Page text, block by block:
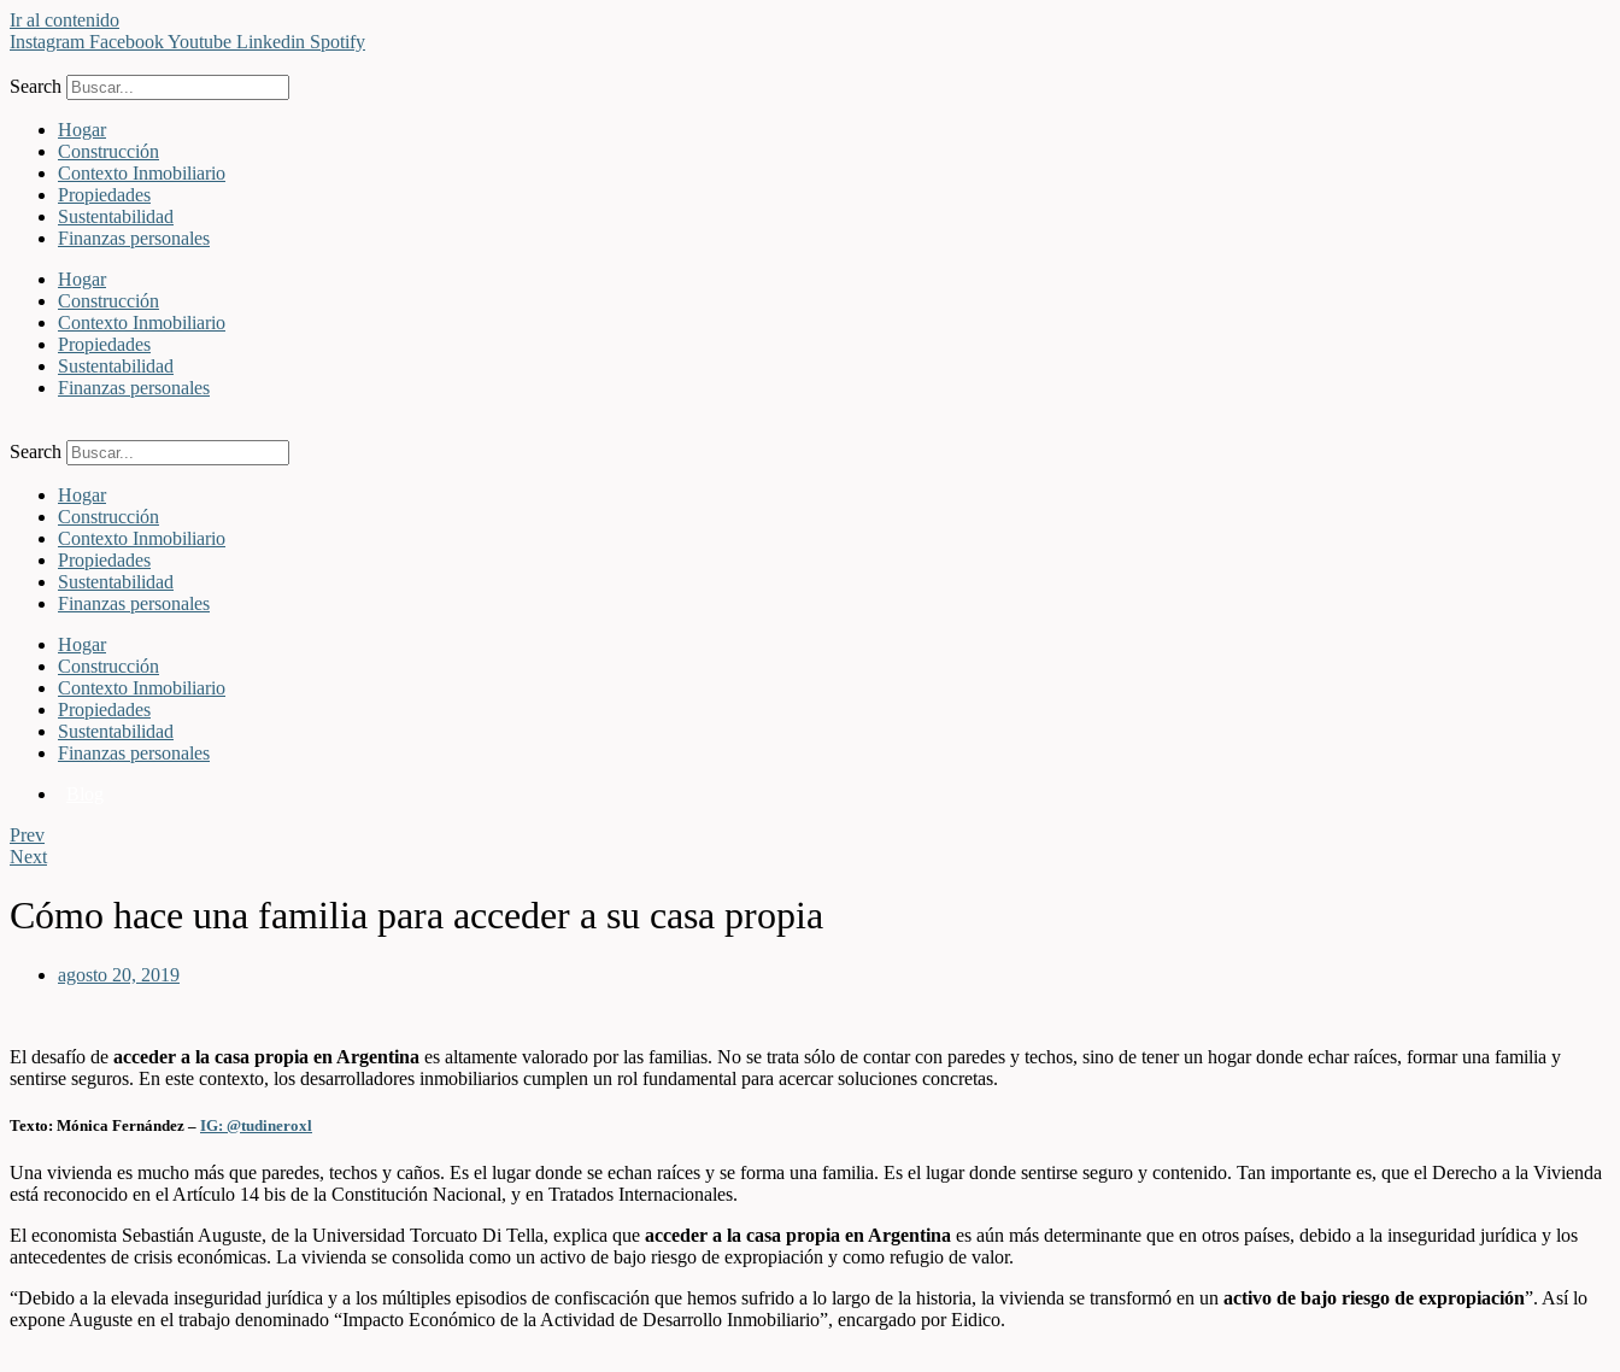
Ir al contenido
Instagram FacebookYoutube Linkedin Spotify
Search
Hogar
Construcción
Contexto Inmobiliario
Propiedades
Sustentabilidad
Finanzas personales
Hogar
Construcción
Contexto Inmobiliario
Propiedades
Sustentabilidad
Finanzas personales
Search
Hogar
Construcción
Contexto Inmobiliario
Propiedades
Sustentabilidad
Finanzas personales
Hogar
Construcción
Contexto Inmobiliario
Propiedades
Sustentabilidad
Finanzas personales
Prev
Next
Cómo hace una familia para acceder a su casa propia
agosto 20, 2019
El desafío de acceder a la casa propia en Argentina es altamente valorado por las familias. No se trata sólo de contar con paredes y techos, sino de tener un hogar donde echar raíces, formar una familia y
sentirse seguros. En este contexto, los desarrolladores inmobiliarios cumplen un rol fundamental para acercar soluciones concretas.
Texto: Mónica Fernández – IG: @tudineroxl
Una vivienda es mucho más que paredes, techos y caños. Es el lugar donde se echan raíces y se forma una familia. Es el lugar donde sentirse seguro y contenido. Tan importante es, que el Derecho a la Vivienda
está reconocido en el Artículo 14 bis de la Constitución Nacional, y en Tratados Internacionales.
El economista Sebastián Auguste, de la Universidad Torcuato Di Tella, explica que acceder a la casa propia en Argentina es aún más determinante que en otros países, debido a la inseguridad jurídica y los
antecedentes de crisis económicas. La vivienda se consolida como un activo de bajo riesgo de expropiación y como refugio de valor.
“Debido a la elevada inseguridad jurídica y a los múltiples episodios de confiscación que hemos sufrido a lo largo de la historia, la vivienda se transformó en un activo de bajo riesgo de expropiación”. Así lo
expone Auguste en el trabajo denominado “Impacto Económico de la Actividad de Desarrollo Inmobiliario”, encargado por Eidico.